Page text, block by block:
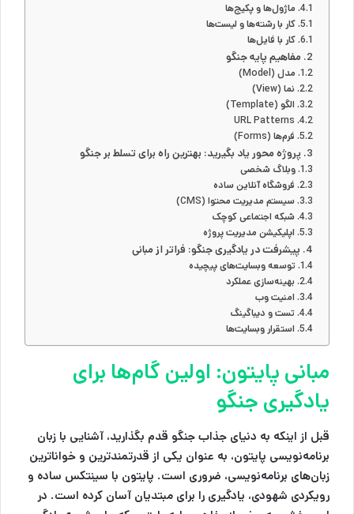
ماژول‌ها و پکیج‌ها
کار با رشته‌ها و لیست‌ها
کار با فایل‌ها
مفاهیم پایه جنگو
مدل (Model)
نما (View)
الگو (Template)
URL Patterns
فرم‌ها (Forms)
پروژه محور یاد بگیرید: بهترین راه برای تسلط بر جنگو
وبلاگ شخصی
فروشگاه آنلاین ساده
سیستم مدیریت محتوا (CMS)
شبکه اجتماعی کوچک
اپلیکیشن مدیریت پروژه
پیشرفت در یادگیری جنگو: فراتر از مبانی
توسعه وبسایت‌های پیچیده
بهینه‌سازی عملکرد
امنیت وب
تست و دیباگینگ
استقرار وبسایت‌ها
مبانی پایتون: اولین گام‌ها برای
یادگیری جنگو
قبل از اینکه به دنیای جذاب جنگو قدم بگذارید، آشنایی با زبان
برنامه‌نویسی پایتون، به عنوان یکی از قدرتمندترین و خواناترین
زبان‌های برنامه‌نویسی، ضروری است. پایتون با سینتکس ساده و
رویکردی شهودی، یادگیری را برای مبتدیان آسان کرده است. در